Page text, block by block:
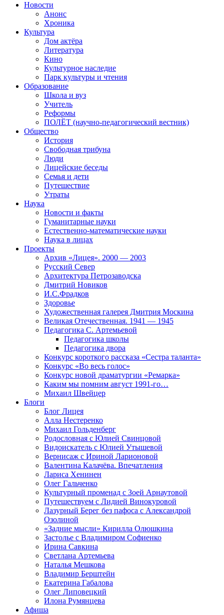
Новости
Анонс
Хроника
Культура
Дом актёра
Литература
Кино
Культурное наследие
Парк культуры и чтения
Образование
Школа и вуз
Учитель
Реформы
ПОЛЁТ (научно-педагогический вестник)
Общество
История
Свободная трибуна
Люди
Лицейские беседы
Семья и дети
Путешествие
Утраты
Наука
Новости и факты
Гуманитарные науки
Естественно-математические науки
Наука в лицах
Проекты
Архив «Лицея». 2000 — 2003
Русский Север
Архитектура Петрозаводска
Дмитрий Новиков
И.С.Фрадков
Здоровье
Художественная галерея Дмитрия Москина
Великая Отечественная. 1941 — 1945
Педагогика С. Артемьевой
Педагогика школы
Педагогика двора
Конкурс короткого рассказа «Сестра таланта»
Конкурс «Во весь голос»
Конкурс новой драматургии «Ремарка»
Каким мы помним август 1991-го…
Михаил Швейцер
Блоги
Блог Лицея
Алла Нестеренко
Михаил Гольденберг
Родословная с Юлией Свинцовой
Видоискатель с Юлией Утышевой
Вернисаж с Ириной Ларионовой
Валентина Калачёва. Впечатления
Лариса Хенинен
Олег Гальченко
Культурный променад с Зоей Арнаутовой
Путешествуем с Лидией Винокуровой
Лазурный Берег без пафоса с Александрой
Озолиной
«Задние мысли» Кирилла Олюшкина
Застолье с Владимиром Софиенко
Ирина Савкина
Светлана Артемьева
Наталья Мешкова
Владимир Берштейн
Екатерина Габалова
Олег Липовецкий
Илона Румянцева
Афиша